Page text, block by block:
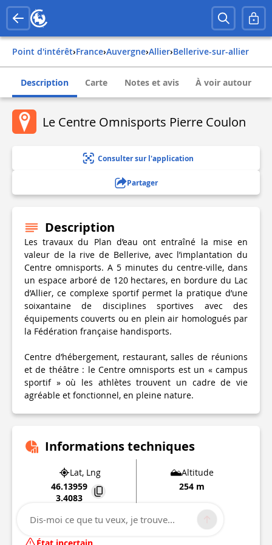
Point d'intérêt› france› auvergne› allier› bellerive-sur-allier
Description Carte Notes et avis À voir autour
Le Centre Omnisports Pierre Coulon
Consulter sur l'application
Partager
Description
Les travaux du Plan d’eau ont entraîné la mise en
valeur de la rive de Bellerive, avec l’implantation du
Centre omnisports. A 5 minutes du centre-ville, dans
un espace arboré de 120 hectares, en bordure du Lac
d’Allier, ce complexe sportif permet la pratique d’une
soixantaine de disciplines sportives avec des
équipements couverts ou en plein air homologués par
la Fédération française handisports.
Centre d’hébergement, restaurant, salles de réunions
et de théâtre : le Centre omnisports est un « campus
sportif » où les athlètes trouvent un cadre de vie
agréable et fonctionnel, en pleine nature.
Informations techniques
Lat, Lng
46.13959
3.4083
Altitude
254 m
Route du Pont de l'Europe
Dis-moi ce que tu veux, je trouve...